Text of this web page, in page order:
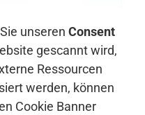
unseren Consent
gescannt wird,
Ressourcen
werden, können
Cookie Banner